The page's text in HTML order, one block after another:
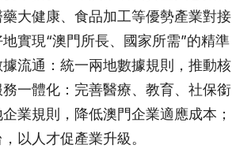
大健康、食品加工等優勢產業對接
實現“澳門所長、國家所需”的精準
流通：統一兩地數據規則，推動核
一體化：完善醫療、教育、社保銜
業規則，降低澳門企業適應成本；
以人才促產業升級。